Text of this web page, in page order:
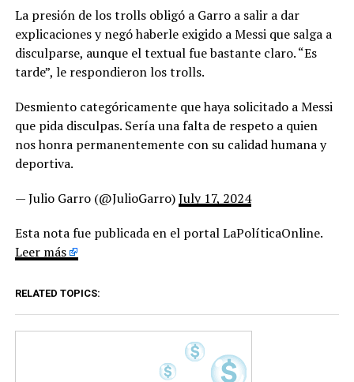
La presión de los trolls obligó a Garro a salir a dar
explicaciones y negó haberle exigido a Messi que salga a
disculparse, aunque el textual fue bastante claro. “Es
tarde”, le respondieron los trolls.
Desmiento categóricamente que haya solicitado a Messi
que pida disculpas. Sería una falta de respeto a quien
nos honra permanentemente con su calidad humana y
deportiva.
— Julio Garro (@JulioGarro)July 17, 2024
Esta nota fue publicada en el portal LaPolíticaOnline.
Leer más
RELATED TOPICS: